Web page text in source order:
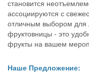
становится
ассоциируются с
отличным выбором для
фруктовницы - это
фрукты на вашем
Наше Предложение: